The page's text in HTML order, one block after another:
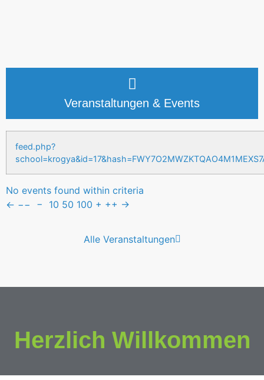
Veranstaltungen & Events
feed.php?
No events found within criteria
← −− − 10 50 100 + ++ →
Alle Veranstaltungen
Herzlich Willkommen